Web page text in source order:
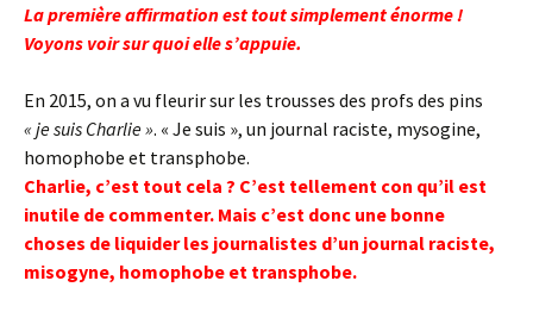
La première affirmation est tout simplement énorme !
Voyons voir sur quoi elle s’appuie.
En 2015, on a vu fleurir sur les trousses des profs des pins
« je suis Charlie ». « Je suis », un journal raciste, mysogine,
homophobe et transphobe.
Charlie, c’est tout cela ? C’est tellement con qu’il est
inutile de commenter. Mais c’est donc une bonne
choses de liquider les journalistes d’un journal raciste,
misogyne, homophobe et transphobe.